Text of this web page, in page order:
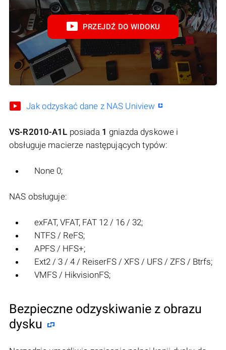
PRZEJDŹ DO WIDOKU
Jak odzyskać dane z NAS Uniview
VS-R2010-A1L posiada 1 gniazda dyskowe i
obsługuje macierze następujących typów:
None 0;
NAS obsługuje:
exFAT, VFAT, FAT 12 / 16 / 32;
NTFS / ReFS;
APFS / HFS+;
Ext2 / 3 / 4 / ReiserFS / XFS / UFS / ZFS / Btrfs;
VMFS / HikvisionFS;
Bezpieczne odzyskiwanie z obrazu
dysku